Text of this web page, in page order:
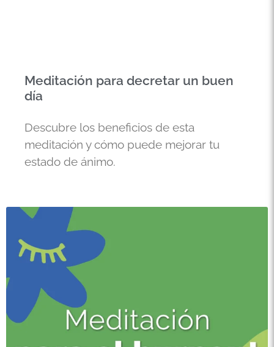
Meditación para decretar un buen
día
Descubre los beneficios de esta
meditación y cómo puede mejorar tu
estado de ánimo.